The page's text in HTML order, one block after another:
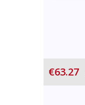
€63.27